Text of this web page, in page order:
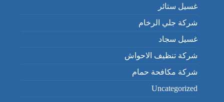
غسيل ستائر
شركة جلي الرخام
غسيل سجاد
شركة تنظيف الاحواش
شركة مكافحة حمام
Uncategorized